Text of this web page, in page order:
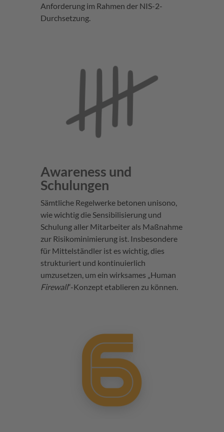
Anforderung im Rahmen der NIS-2-
Durchsetzung.
Awareness und
Schulungen
Sämtliche Regelwerke betonen unisono,
wie wichtig die Sensibilisierung und
Schulung aller Mitarbeiter als Maßnahme
zur Risikominimierung ist. Insbesondere
für Mittelständler ist es wichtig, dies
strukturiert und kontinuierlich
umzusetzen, um ein wirksames „Human
Firewall“-Konzept etablieren zu können.